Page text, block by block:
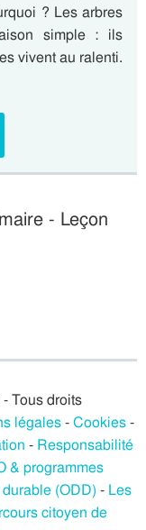
? Les arbres
simple : ils
vivent au ralenti.
- Leçon
Tous droits
légales-Cookies-
- Responsabilité
& programmes
(ODD) - Les
citoyen de